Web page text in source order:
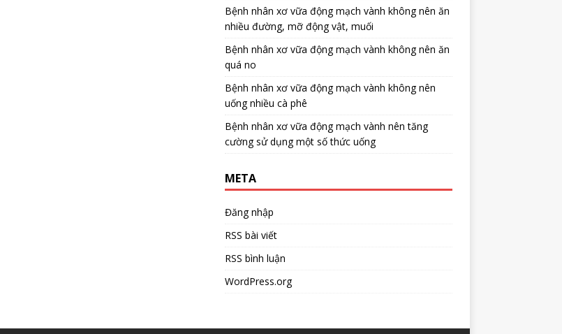
Bệnh nhân xơ vữa động mạch vành không nên ăn
nhiều đường, mỡ động vật, muối
Bệnh nhân xơ vữa động mạch vành không nên ăn
quá no
Bệnh nhân xơ vữa động mạch vành không nên
uống nhiều cà phê
Bệnh nhân xơ vữa động mạch vành nên tăng
cường sử dụng một số thức uống
META
Đăng nhập
RSS bài viết
RSS bình luận
WordPress.org